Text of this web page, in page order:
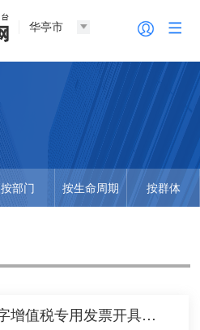
华亭市
按部门 按生命周期 按群体
红字增值税专用发票开具申请